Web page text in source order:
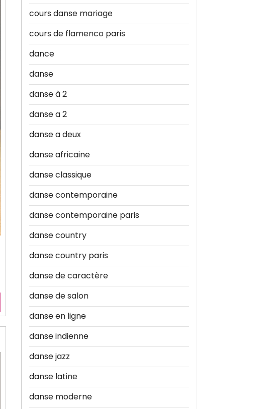
cours danse mariage
cours de flamenco paris
dance
danse
danse à 2
danse a 2
danse a deux
danse africaine
danse classique
danse contemporaine
danse contemporaine paris
danse country
danse country paris
danse de caractère
danse de salon
danse en ligne
danse indienne
danse jazz
danse latine
danse moderne